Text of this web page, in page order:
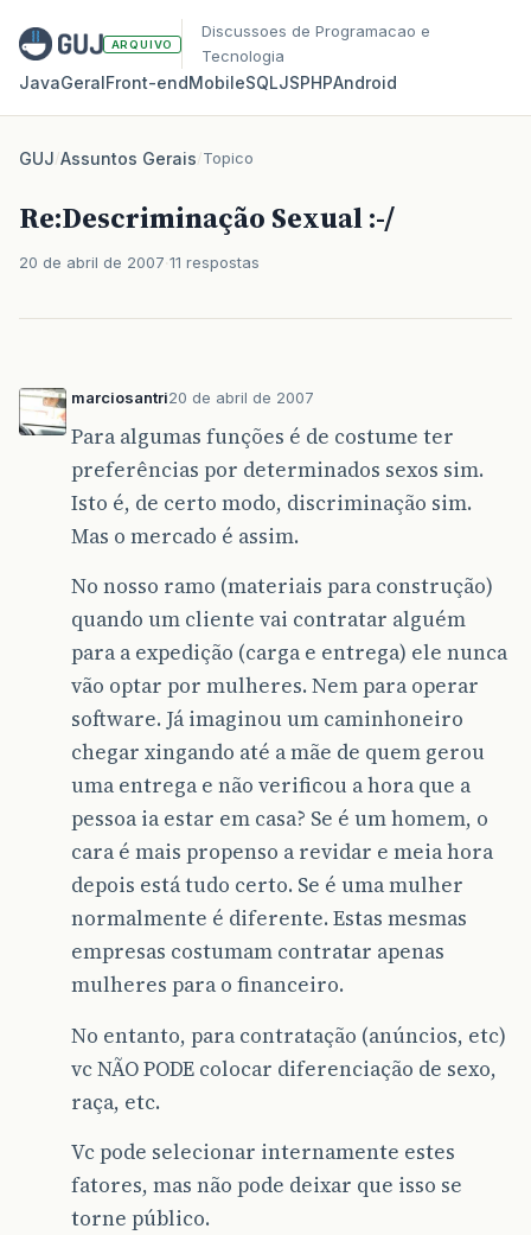
ARQUIVO
Discussoes de Programacao e
Tecnologia
JavaGeralFront‑endMobileSQLJSPHPAndroid
GUJ/Assuntos Gerais/Topico
Re:Descriminação Sexual :-/
20 de abril de 2007 11 respostas
marciosantri20 de abril de 2007
Para algumas funções é de costume ter
preferências por determinados sexos sim.
Isto é, de certo modo, discriminação sim.
Mas o mercado é assim.
No nosso ramo (materiais para construção)
quando um cliente vai contratar alguém
para a expedição (carga e entrega) ele nunca
vão optar por mulheres. Nem para operar
software. Já imaginou um caminhoneiro
chegar xingando até a mãe de quem gerou
uma entrega e não verificou a hora que a
pessoa ia estar em casa? Se é um homem, o
cara é mais propenso a revidar e meia hora
depois está tudo certo. Se é uma mulher
normalmente é diferente. Estas mesmas
empresas costumam contratar apenas
mulheres para o financeiro.
No entanto, para contratação (anúncios, etc)
vc NÃO PODE colocar diferenciação de sexo,
raça, etc.
Vc pode selecionar internamente estes
fatores, mas não pode deixar que isso se
torne público.